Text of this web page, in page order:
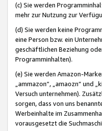
(c) Sie werden
mehr zur Nutzung zur
(d) Sie werden keine
eine Person bzw. ein
geschäftlichen Beziehung
Programminhalten).
(e) Sie werden Amazon-
„ammazon“, „amaozn“ und
Versuch unternehmen).
sorgen, dass von uns
Werbeinhalte im
vorausgesetzt die